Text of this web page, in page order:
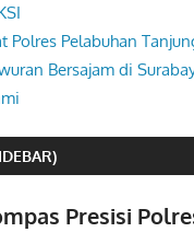
Polres Pelabuhan
Bersajam di
Presisi